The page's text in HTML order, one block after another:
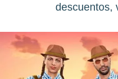
descuentos,